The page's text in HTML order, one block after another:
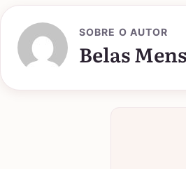
SOBRE O AUTOR
Belas